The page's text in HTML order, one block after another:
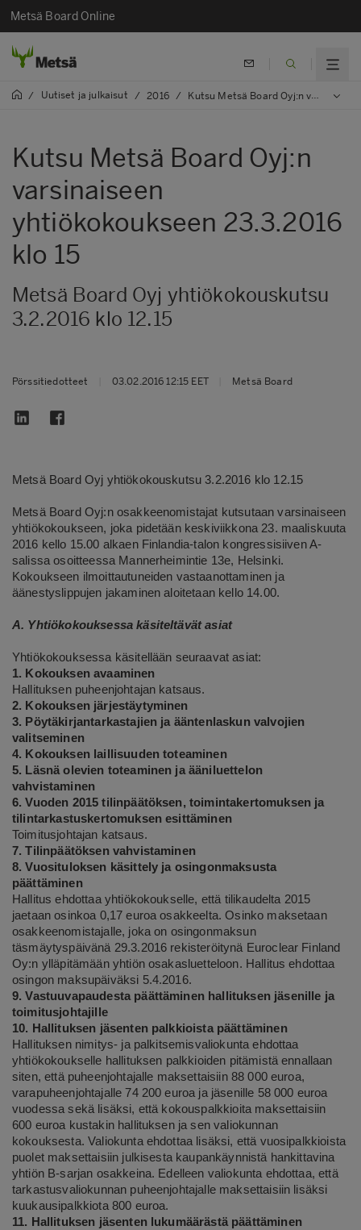
Metsä Board Online
/ Uutiset ja julkaisut / 2016 / Kutsu Metsä Board Oyj:n varsinaiseen yhtiökokoukseen 23.3.2016 klo 15
Kutsu Metsä Board Oyj:n
varsinaiseen
yhtiökokoukseen 23.3.2016
klo 15
Metsä Board Oyj yhtiökokouskutsu
3.2.2016 klo 12.15
Pörssitiedotteet 03.02.2016 12:15 EET Metsä Board
Metsä Board Oyj yhtiökokouskutsu 3.2.2016 klo 12.15
Metsä Board Oyj:n osakkeenomistajat kutsutaan varsinaiseen
yhtiökokoukseen, joka pidetään keskiviikkona 23. maaliskuuta
2016 kello 15.00 alkaen Finlandia-talon kongressisiiven A-
salissa osoitteessa Mannerheimintie 13e, Helsinki.
Kokoukseen ilmoittautuneiden vastaanottaminen ja
äänestyslippujen jakaminen aloitetaan kello 14.00.
A. Yhtiökokouksessa käsiteltävät asiat
Yhtiökokouksessa käsitellään seuraavat asiat:
1. Kokouksen avaaminen
Hallituksen puheenjohtajan katsaus.
2. Kokouksen järjestäytyminen
3. Pöytäkirjantarkastajien ja ääntenlaskun valvojien
valitseminen
4. Kokouksen laillisuuden toteaminen
5. Läsnä olevien toteaminen ja ääniluettelon
vahvistaminen
6. Vuoden 2015 tilinpäätöksen, toimintakertomuksen ja
tilintarkastuskertomuksen esittäminen
Toimitusjohtajan katsaus.
7. Tilinpäätöksen vahvistaminen
8. Vuosituloksen käsittely ja osingonmaksusta
päättäminen
Hallitus ehdottaa yhtiökokoukselle, että tilikaudelta 2015
jaetaan osinkoa 0,17 euroa osakkeelta. Osinko maksetaan
osakkeenomistajalle, jokaon osingonmaksun
täsmäytyspäivänä 29.3.2016 rekisteröitynä Euroclear Finland
Oy:n ylläpitämään yhtiön osakasluetteloon. Hallitus ehdottaa
osingon maksupäiväksi 5.4.2016.
9. Vastuuvapaudesta päättäminen hallituksen jäsenille ja
toimitusjohtajille
10. Hallituksen jäsenten palkkioista päättäminen
Hallituksen nimitys- ja palkitsemisvaliokunta ehdottaa
yhtiökokoukselle hallituksen palkkioiden pitämistä ennallaan
siten, että puheenjohtajalle maksettaisiin 88 000 euroa,
varapuheenjohtajalle 74 200 euroa ja jäsenille 58 000 euroa
vuodessa sekä lisäksi, että kokouspalkkioita maksettaisiin
600 euroa kustakin hallituksen ja sen valiokunnan
kokouksesta. Valiokunta ehdottaa lisäksi, että vuosipalkkioista
puolet maksettaisiin julkisesta kaupankäynnistä hankittavina
yhtiön B-sarjan osakkeina. Edelleen valiokunta ehdottaa, että
tarkastusvaliokunnan puheenjohtajalle maksettaisiin lisäksi
kuukausipalkkiota 800 euroa.
11. Hallituksen jäsenten lukumäärästä päättäminen